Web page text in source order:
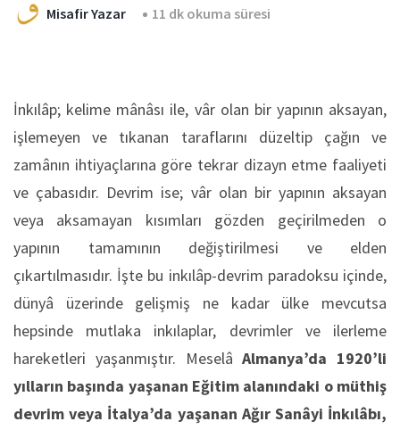
Misafir Yazar 11 dk okuma süresi
İnkılâp; kelime mânâsı ile, vâr olan bir yapının aksayan,
işlemeyen ve tıkanan taraflarını düzeltip çağın ve
zamânın ihtiyaçlarına göre tekrar dizayn etme faaliyeti
ve çabasıdır. Devrim ise; vâr olan bir yapının aksayan
veya aksamayan kısımları gözden geçirilmeden o
yapının tamamının değiştirilmesi ve elden
çıkartılmasıdır. İşte bu inkılâp-devrim paradoksu içinde,
dünyâ üzerinde gelişmiş ne kadar ülke mevcutsa
hepsinde mutlaka inkılaplar, devrimler ve ilerleme
hareketleri yaşanmıştır. MeselâAlmanya’da 1920’li
yılların başında yaşanan Eğitim alanındaki o müthiş
devrim veya İtalya’da yaşanan Ağır Sanâyi İnkılâbı,